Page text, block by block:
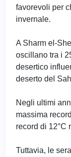
favorevoli per
invernale.
A Sharm el-
oscillano tra i
desertico
deserto del
Negli ultimi
massima
record di 12°C
Tuttavia, le